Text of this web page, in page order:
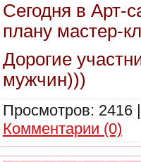
Сегодня в Арт-
плану мастер-
Дорогие
мужчин)))
Просмотров: 2416
Комментарии (0)